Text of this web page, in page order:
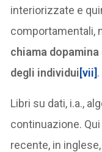
interiorizzate e
comportamentali,
chiama dopamina
degli individui[vii].
Libri su dati, i.a.,
continuazione.
recente, in